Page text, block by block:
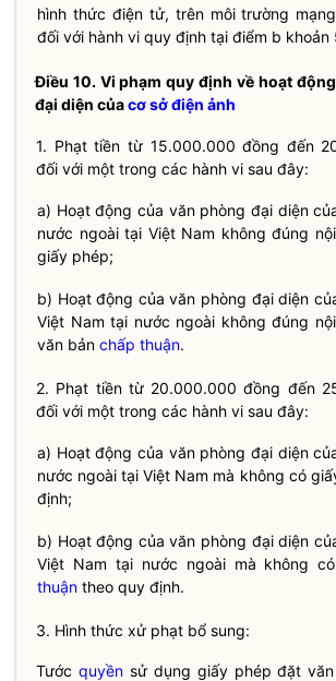
hình thức điện tử, trên môi trường
đối với hành vi quy định tại điểm b khoản
Điều 10. Vi phạm quy định về hoạt
đại diện củacơ sở điện ảnh
1. Phạt tiền từ 15.000.000 đồng đến
đối với một trong các hành vi sau đây:
a) Hoạt động của văn phòng đại diện
nước ngoài tại Việt Nam không đúng
giấy phép;
b) Hoạt động của văn phòng đại diện
Việt Nam tại nước ngoài không đúng
văn bản chấp thuận.
2. Phạt tiền từ 20.000.000 đồng đến
đối với một trong các hành vi sau đây:
a) Hoạt động của văn phòng đại diện
nước ngoài tại Việt Nam mà không có
định;
b) Hoạt động của văn phòng đại diện
Việt Nam tại nước ngoài mà không
thuận theo quy định.
3. Hình thức xử phạt bổ sung:
Tước quyềnsử dụng giấy phép đặt